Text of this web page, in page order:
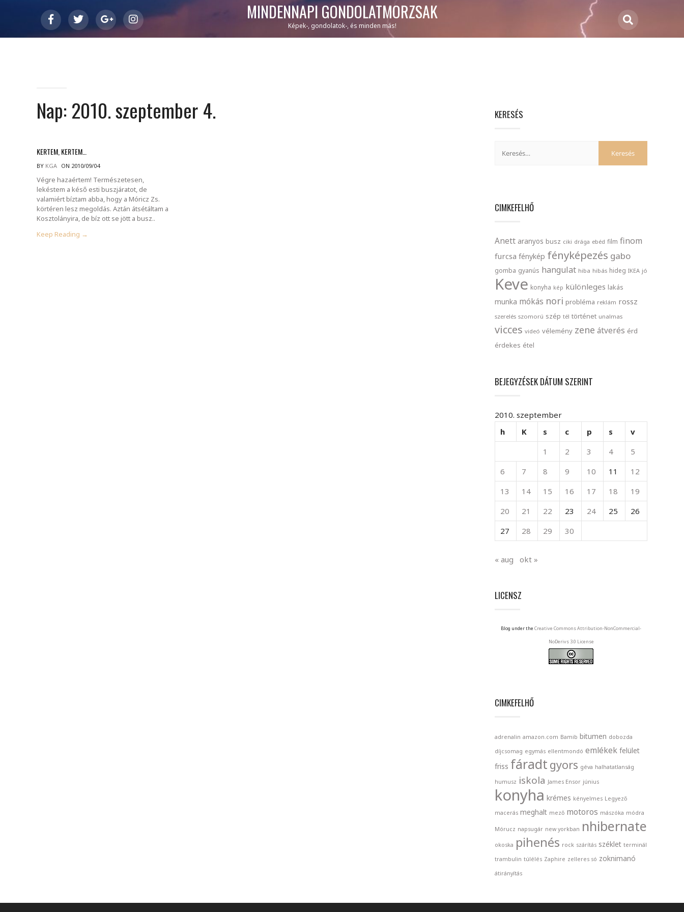
MINDENNAPI GONDOLATMORZSÁK
Képek-, gondolatok-, és minden más!
Nap: 2010. szeptember 4.
KERTEM, KERTEM…
BY KGA ON 2010/09/04
Végre hazaértem! Természetesen,
lekéstem a késő esti buszjáratot, de
valamiért bíztam abba, hogy a Móricz Zs.
körtéren lesz megoldás. Aztán átsétáltam a
Kosztolányira, de bíz ott se jött a busz..
Keep Reading →
KERESÉS
CIMKEFELHŐ
Anett aranyos busz ciki drága ebéd film finom
furcsa fénykép fényképezés gabo
gomba gyanús hangulat hiba hibás hideg IKEA jó
Keve konyha kép különleges lakás
munka mókás nori probléma reklám rossz
szerelés szomorú szép tél történet unalmas
vicces videó vélemény zene átverés érd
érdekes étel
BEJEGYZÉSEK DÁTUM SZERINT
2010. szeptember
h
K s c p s
v
1
2 3 4
5
6
7 8 9 10 11
12
13
14 15 16 17 18
19
20
21 22 23 24 25
26
27
28 29 30
« aug okt »
LICENSZ
Blog under the Creative Commons Attribution-NonCommercial-
NoDerivs 3.0 License
CIMKEFELHŐ
adrenalin amazon.com Bamib bitumen dobozda
díjcsomag egymás ellentmondó emlékek felület
friss fáradt gyors géva halhatatlanság
humusz iskola James Ensor június
konyha krémes kényelmes Legyező
macerás meghalt mező motoros mászóka módra
Mórucz napsugár new yorkban nhibernate
okoska pihenés rock szárítás széklet terminál
trambulin túlélés Zaphire zelleres só zoknimanó
átirányítás